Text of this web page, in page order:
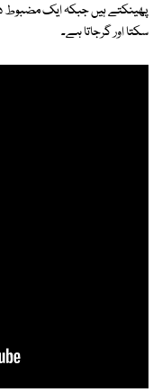
سکتا اور گرجاتا ہے۔